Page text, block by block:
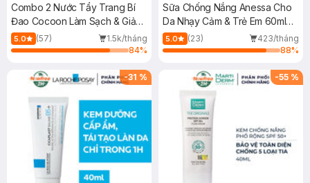
Combo 2 Nước Tẩy Trang Bí
Đao Cocoon Làm Sạch & Giảm
Dầu 500ml
5.0 (57)
1.5k/tháng
84%
Sữa Chống Nắng Anessa Cho
Da Nhạy Cảm & Trẻ Em 60ml
(Mới)
5.0 (23)
423/tháng
88%
-31 % -55 %